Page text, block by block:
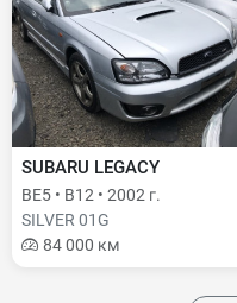
SUBARU LEGACY
BE5 • B12 • 2002 г.
SILVER 01G
84 000 км